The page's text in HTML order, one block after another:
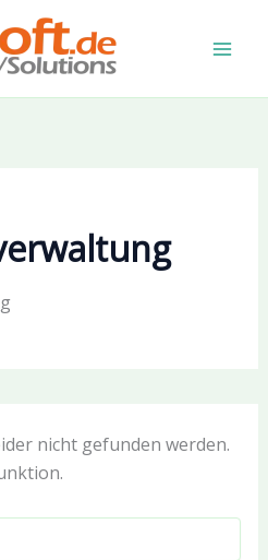
nicht gefunden werden.